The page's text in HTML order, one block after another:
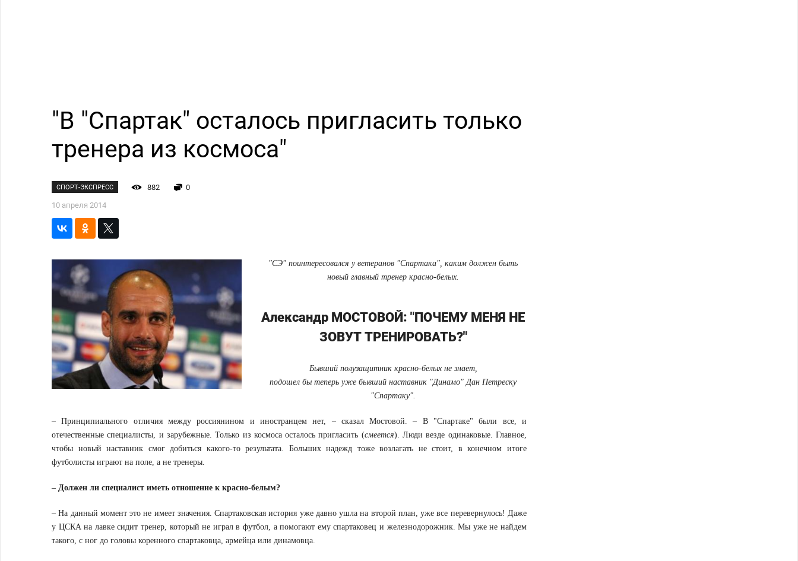
"В "Спартак" осталось пригласить только
тренера из космоса"
СПОРТ-ЭКСПРЕСС 882
0
10 апреля 2014
"СЭ" поинтересовался у ветеранов "Спартака", каким должен быть
новый главный тренер красно-белых.
Александр МОСТОВОЙ: "ПОЧЕМУ МЕНЯ НЕ
ЗОВУТ ТРЕНИРОВАТЬ?"
Бывший полузащитник красно-белых не знает,
подошел бы теперь уже бывший наставник "Динамо" Дан Петреску
"Спартаку".
– Принципиального отличия между россиянином и иностранцем нет, – сказал Мостовой. – В "Спартаке" были все, и
отечественные специалисты, и зарубежные. Только из космоса осталось пригласить (смеется). Люди везде одинаковые. Главное,
чтобы новый наставник смог добиться какого-то результата. Больших надежд тоже возлагать не стоит, в конечном итоге
футболисты играют на поле, а не тренеры.
– Должен ли специалист иметь отношение к красно-белым?
– На данный момент это не имеет значения. Спартаковская история уже давно ушла на второй план, уже все перевернулось! Даже
у ЦСКА на лавке сидит тренер, который не играл в футбол, а помогают ему спартаковец и железнодорожник. Мы уже не найдем
такого, с ног до головы коренного спартаковца, армейца или динамовца.